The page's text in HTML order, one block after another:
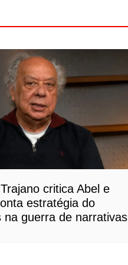
critica Abel e
estratégia do
na guerra de narrativas